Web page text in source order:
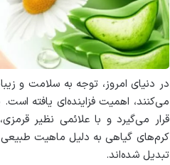
در دنیای امروز، توجه به سلامت و
می‌کنند، اهمیت فزاینده‌ای یافته
قرار می‌گیرد و با علائمی نظیر
کرم‌های گیاهی به دلیل ماهیت
تبدیل شده‌اند.